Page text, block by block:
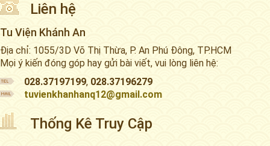
Liên hệ
Tu Viện Khánh An
Địa chỉ: 1055/3D Võ Thị Thừa, P. An Phú Đông, TP.HCM
Mọi ý kiến đóng góp hay gửi bài viết, vui lòng liên hệ:
028.37197199, 028.37196279
tuvienkhanhanq12@gmail.com
Thống Kê Truy Cập